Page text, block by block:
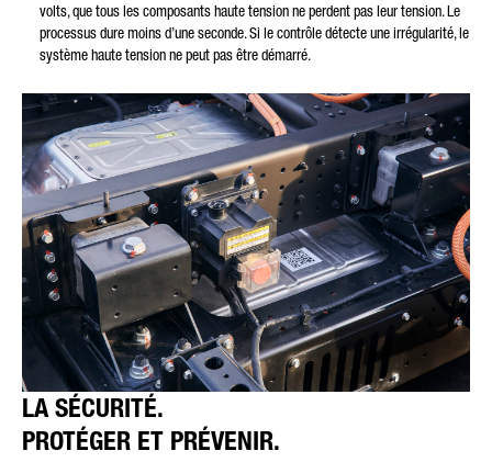
volts, que tous les composants haute tension ne perdent pas leur tension. Le
processus dure moins d’une seconde. Si le contrôle détecte une irrégularité, le
système haute tension ne peut pas être démarré.
LA SÉCURITÉ.
PROTÉGER ET PRÉVENIR.